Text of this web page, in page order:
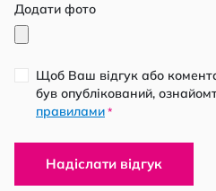
Додати фото
Щоб Ваш відгук або
був опублікований,
правилами *
Надіслати відгук